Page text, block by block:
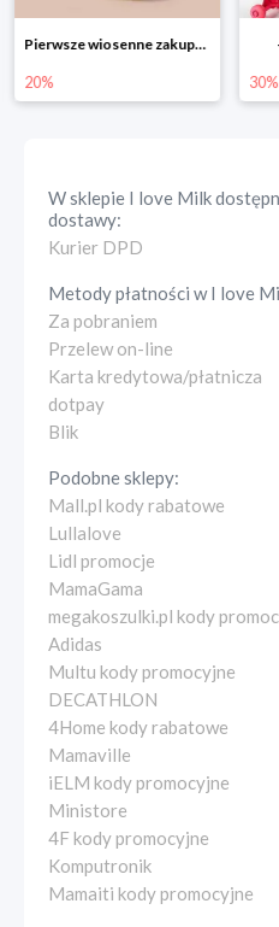
-30% na wszystko!!
30% 40%
W sklepie I love Milk
dostawy:
Kurier DPD
Metody płatności wI love
Za pobraniem
Przelew on-line
Karta kredytowa/płatnicza
dotpay
Blik
Podobne sklepy:
Mall.pl kody rabatowe
Lullalove
Lidl promocje
MamaGama
megakoszulki.pl kody
Adidas
Multu kody promocyjne
DECATHLON
4Home kody rabatowe
Mamaville
iELM kody promocyjne
Ministore
4F kody promocyjne
Komputronik
Mamaiti kody promocyjne